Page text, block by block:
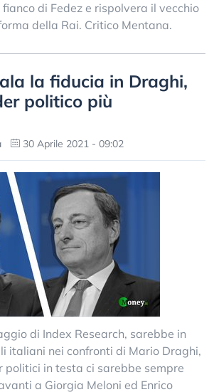
di Fedez e rispolvera il vecchio
della Rai. Critico Mentana.
la fiducia in Draghi,
politico più
30 Aprile 2021 - 09:02
di Index Research, sarebbe in
italiani nei confronti di Mario Draghi,
politici in testa ci sarebbe sempre
a Giorgia Meloni ed Enrico